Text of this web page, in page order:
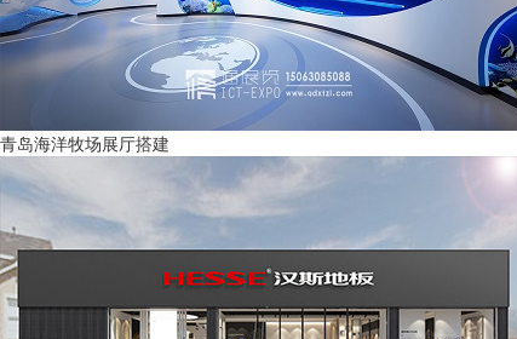
青岛海洋牧场展厅搭建